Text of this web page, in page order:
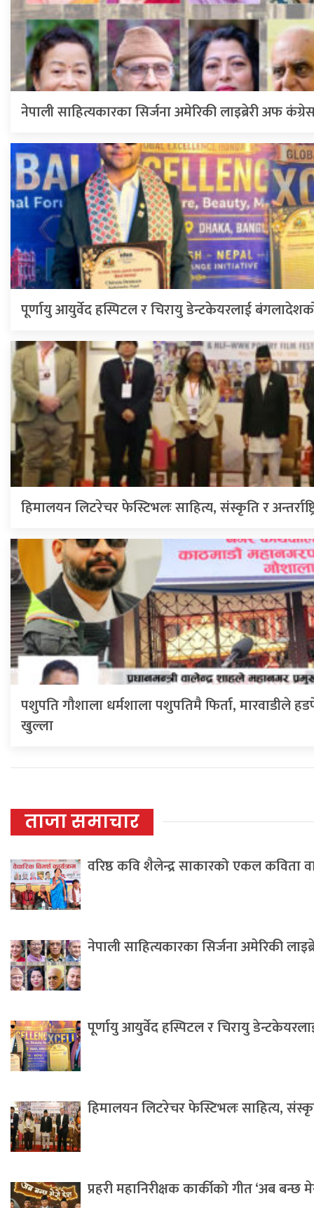
नेपाली साहित्यकारका सिर्जना अमेरिकी लाइब्रेरी अफ
पूर्णायु आयुर्वेद हस्पिटल र चिरायु डेन्टकेयरलाई
हिमालयन लिटरेचर फेस्टिभलः साहित्य, संस्कृति र
पशुपति गौशाला धर्मशाला पशुपतिमै फिर्ता, मारवाडीले
खुल्ला
ताजा समाचार
वरिष्ठ कवि शैलेन्द्र साकारको एकल कविता
नेपाली साहित्यकारका सिर्जना अमेरिकी
पूर्णायु आयुर्वेद हस्पिटल र चिरायु
हिमालयन लिटरेचर फेस्टिभलः साहित्य,
प्रहरी महानिरीक्षक कार्कीको गीत ‘अब बन्छ